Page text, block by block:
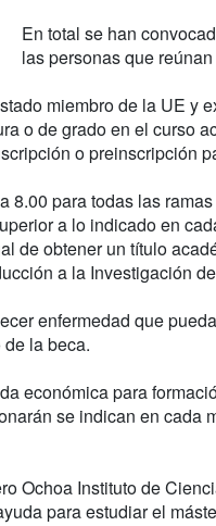
En total se han
las personas que reúnan
miembro de la UE y
o de grado en el curso
o preinscripción
8.00 para todas las
a lo indicado en
de obtener un título
a la Investigación
enfermedad que
la beca.
económica para
se indican en cada
Ochoa Instituto de
para estudiar el